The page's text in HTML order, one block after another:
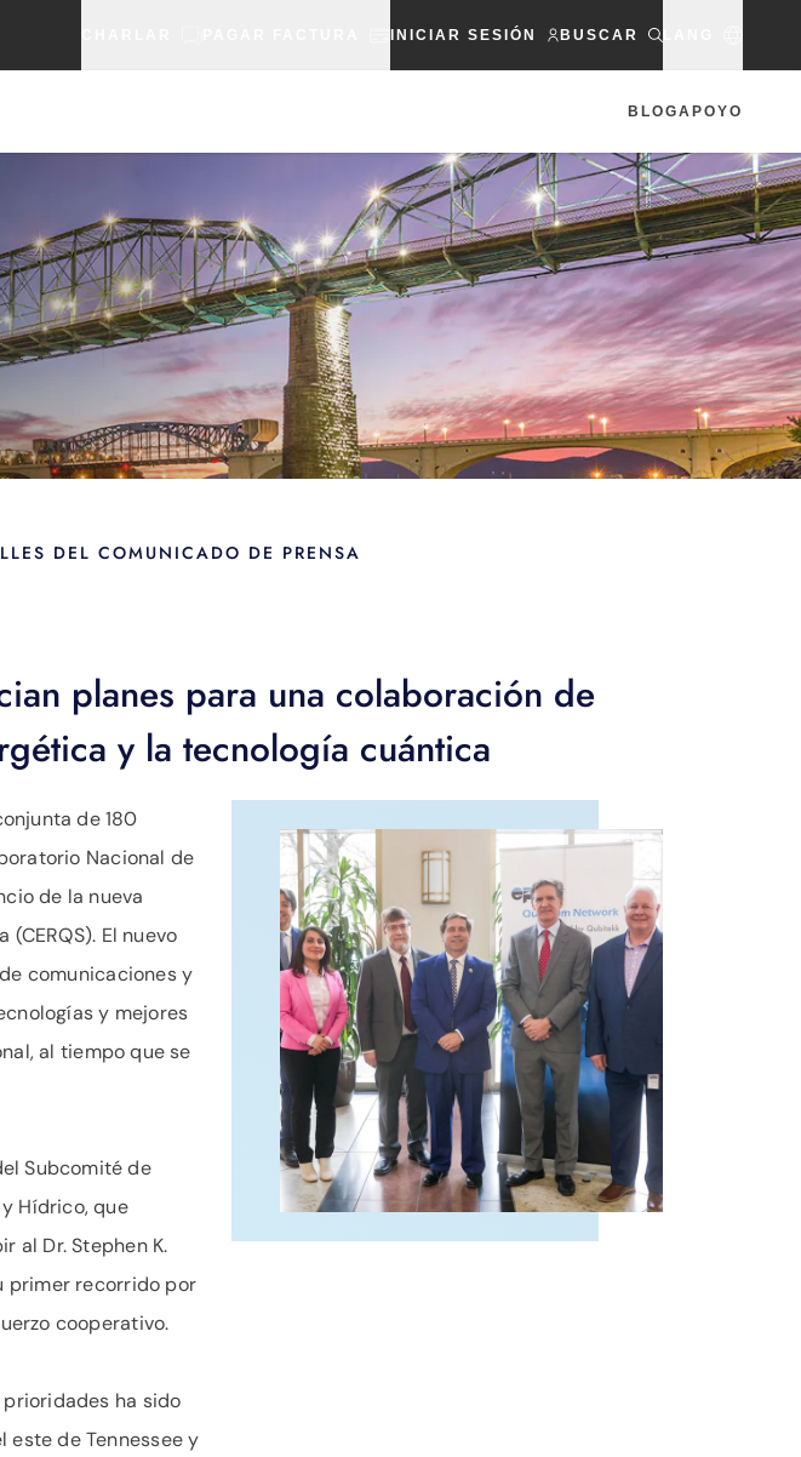
INICIAR SESIÓN BUSCAR
BLOGAPOYO
DEL COMUNICADO DE PRENSA
planes para una colaboración de
y la tecnología cuántica
de 180
Nacional de
de la nueva
El nuevo
comunicaciones y
y mejores
al tiempo que se
Subcomité de
Hídrico, que
al Dr. Stephen K.
primer recorrido por
cooperativo.
prioridades ha sido
de Tennessee y